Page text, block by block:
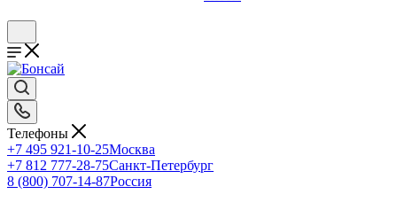
Телефоны
+7 495 921-10-25Москва
+7 812 777-28-75Санкт-Петербург
8 (800) 707-14-87Россия